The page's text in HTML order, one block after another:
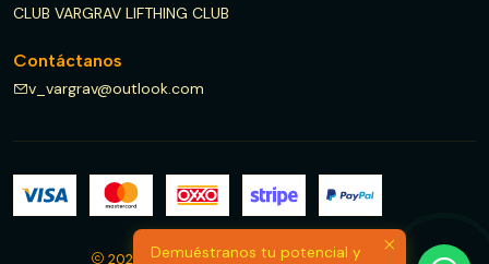
CLUB VARGRAV LIFTHING CLUB
Contáctanos
v_vargrav@outlook.com
2026 V VARGRAV FITNESS & LIFTHING CLUB.
Demuéstranos tu potencial y